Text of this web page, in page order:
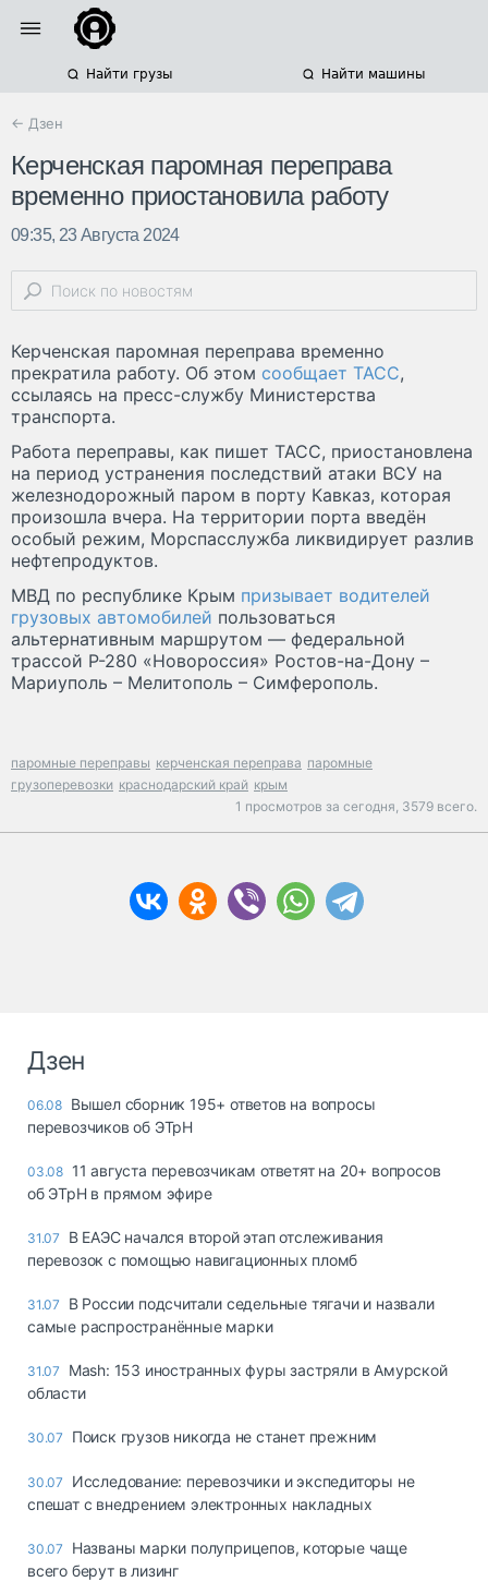
Найти грузы Найти машины
← Дзен
Керченская паромная переправа
временно приостановила работу
09:35, 23 Августа 2024
Керченская паромная переправа временно
прекратила работу. Об этом сообщает ТАСС,
ссылаясь на пресс-службу Министерства
транспорта.
Работа переправы, как пишет ТАСС, приостановлена
на период устранения последствий атаки ВСУ на
железнодорожный паром в порту Кавказ, которая
произошла вчера. На территории порта введён
особый режим, Морспасслужба ликвидирует разлив
нефтепродуктов.
МВД по республике Крым призывает водителей
грузовых автомобилей пользоваться
альтернативным маршрутом — федеральной
трассой Р-280 «Новороссия» Ростов-на-Дону –
Мариуполь – Мелитополь – Симферополь.
паромные переправы керченская переправа паромные
грузоперевозки краснодарский край крым
1 просмотров за сегодня, 3579 всего.
Дзен
06.08 Вышел сборник 195+ ответов на вопросы
перевозчиков об ЭТрН
03.08 11 августа перевозчикам ответят на 20+ вопросов
об ЭТрН в прямом эфире
31.07
В ЕАЭС начался второй этап отслеживания
перевозок с помощью навигационных пломб
31.07
В России подсчитали седельные тягачи и назвали
самые распространённые марки
31.07
Mash: 153 иностранных фуры застряли в Амурской
области
30.07 Поиск грузов никогда не станет прежним
30.07
Исследование: перевозчики и экспедиторы не
спешат с внедрением электронных накладных
30.07
Названы марки полуприцепов, которые чаще
всего берут в лизинг